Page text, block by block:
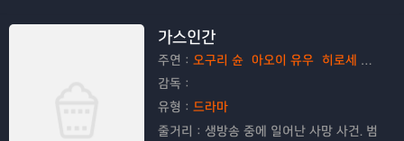
가스인간
주연： 오구리 슌 아오이 유우 히로세 스즈
감독：
유형： 드라마
줄거리： 생방송 중에 일어난 사망 사건. 범